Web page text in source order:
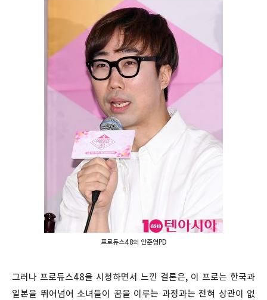
프로듀스48의 안준영PD
그러나 프로듀스48을 시청하면서 느낀 결론은, 이 프로는 한국과
일본을 뛰어넘어 소녀들이 꿈을 이루는 과정과는 전혀 상관이 없